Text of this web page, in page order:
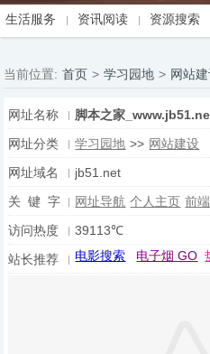
生活服务
资讯阅读 资源搜索
当前位置: 首页 > 学习园地 > 网站
网址名称
脚本之家
网址分类
学习园地 >> 网站建设
网址域名
jb51.net
关 键 字
网址导航 个人主页 前
访问热度
39113℃
站长推荐
电影搜索 电子烟 GO